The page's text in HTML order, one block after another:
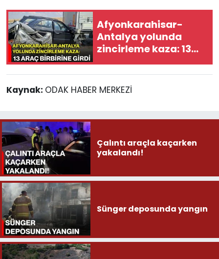
Afyonkarahisar-
Antalya yolunda
zincirleme kaza: 13
araç birbirine girdi
Kaynak: ODAK HABER MERKEZİ
Çalıntı araçla kaçarken
yakalandı!
Sünger deposunda yangın